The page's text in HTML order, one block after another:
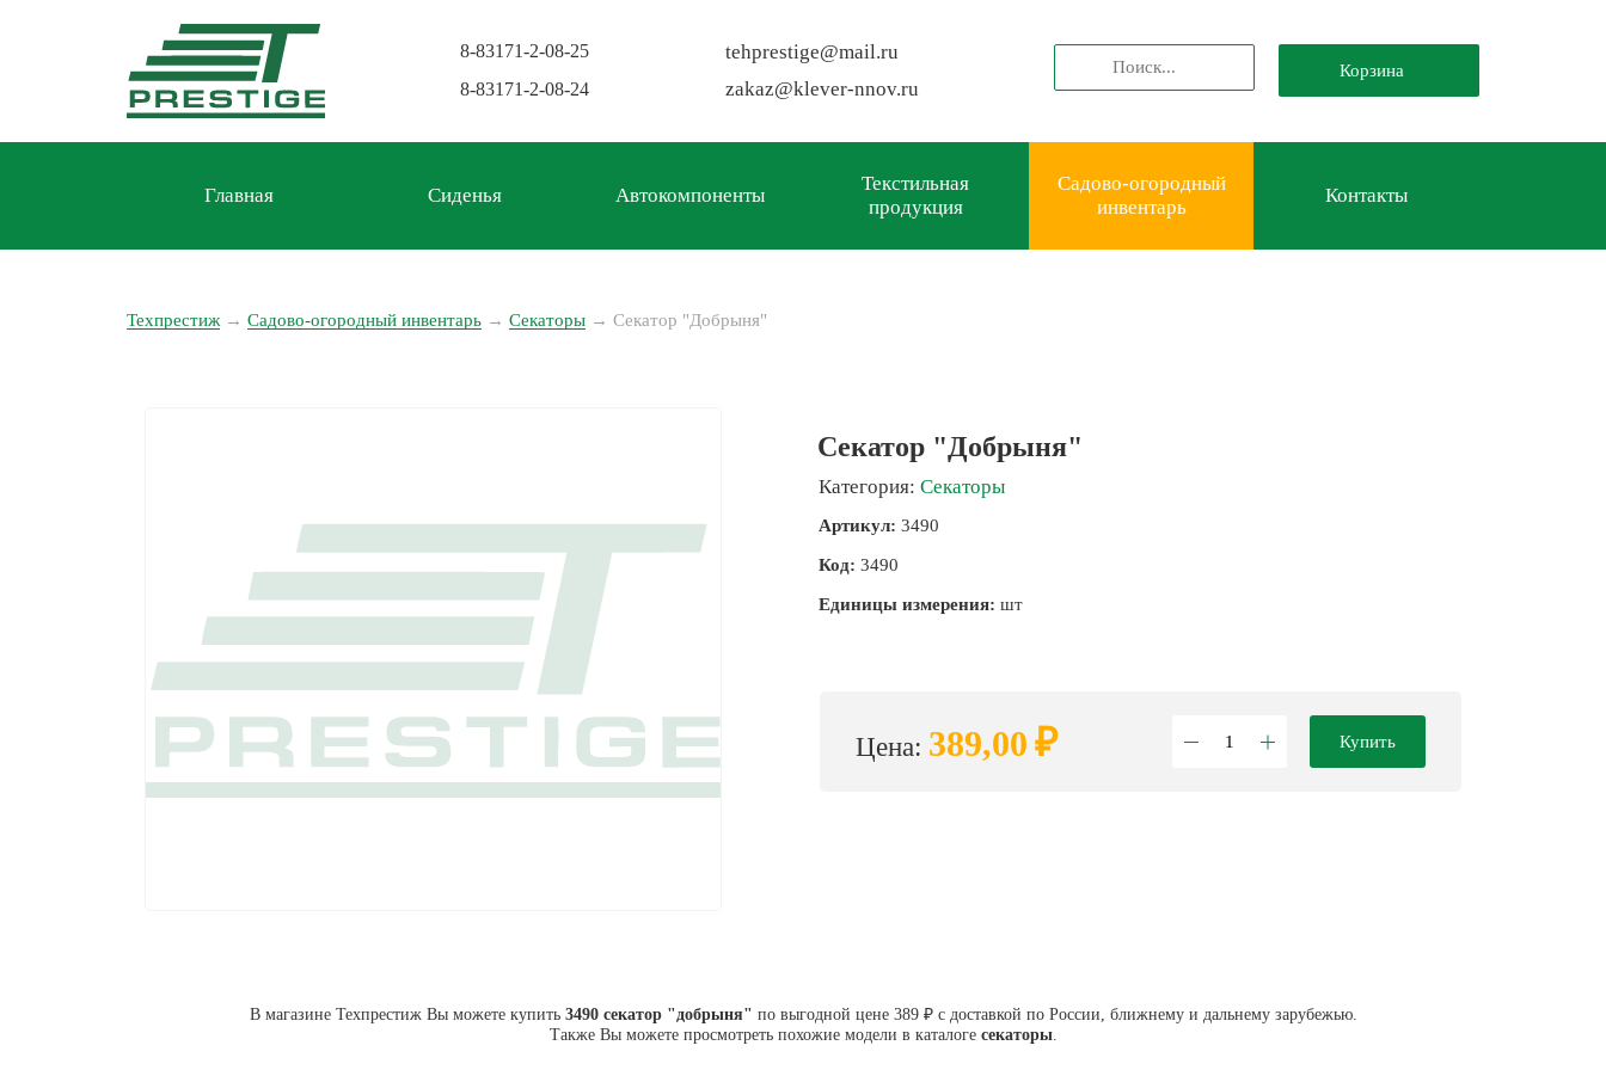
8-83171-2-08-25
8-83171-2-08-24
tehprestige@mail.ru
zakaz@klever-nnov.ru
Корзина
Главная Сиденья Автокомпоненты
Текстильная
продукция
Садово-огородный
инвентарь
Контакты
Техпрестиж → Садово-огородный инвентарь → Секаторы → Секатор "Добрыня"
Секатор "Добрыня"
Категория: Секаторы
Артикул: 3490
Код: 3490
Единицы измерения: шт
Цена: 389,00 ₽ Купить
В магазине Техпрестиж Вы можете купить 3490 секатор "добрыня" по выгодной цене 389 ₽ с доставкой по России, ближнему и дальнему зарубежью.
Также Вы можете просмотреть похожие модели в каталоге секаторы.